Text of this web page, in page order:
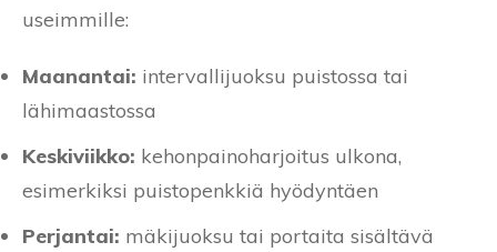
useimmille:
Maanantai: intervallijuoksu puistossa tai
lähimaastossa
Keskiviikko: kehonpainoharjoitus ulkona,
esimerkiksi puistopenkkiä hyödyntäen
Perjantai: mäkijuoksu tai portaita sisältävä